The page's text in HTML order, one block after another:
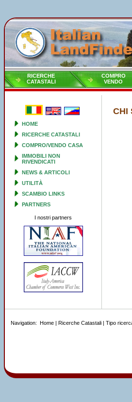
RICERCHE
CATASTALI
COMPRO
VENDO
HOME
RICERCHE CATASTALI
COMPRO/VENDO CASA
IMMOBILI NON
RIVENDICATI
NEWS & ARTICOLI
UTILITÀ
SCAMBIO LINKS
PARTNERS
I nostri partners
CHI
Navigation: Home| Ricerche Catastali| Tipo